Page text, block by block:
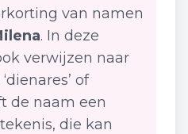
van namen
. In deze
verwijzen naar
of
de naam een
die kan